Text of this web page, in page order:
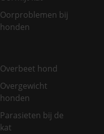
Oorproblemen bij
honden
Overbeet hond
Overgewicht
honden
Parasieten bij de
kat